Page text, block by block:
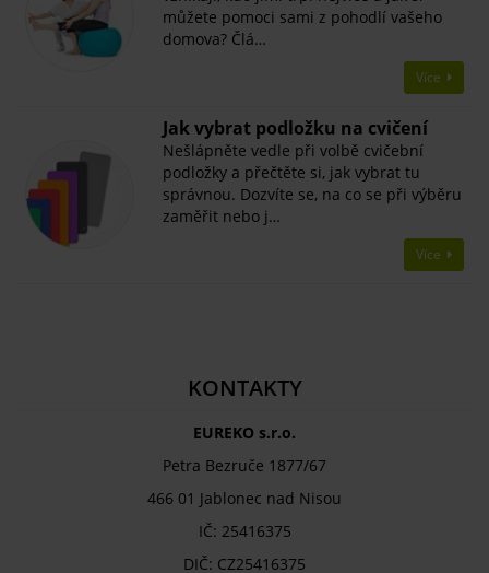
můžete pomoci sami z pohodlí vašeho
domova? Člá…
Více
Jak vybrat podložku na cvičení
Nešlápněte vedle při volbě cvičební
podložky a přečtěte si, jak vybrat tu
správnou. Dozvíte se, na co se při výběru
zaměřit nebo j…
Více
KONTAKTY
EUREKO s.r.o.
Petra Bezruče 1877/67
466 01 Jablonec nad Nisou
IČ: 25416375
DIČ: CZ25416375